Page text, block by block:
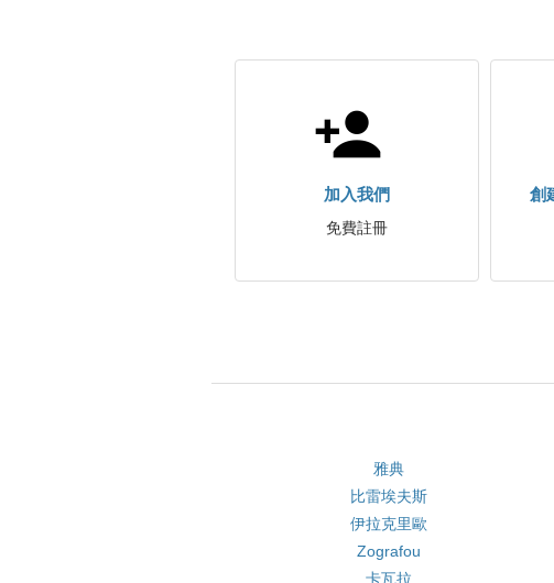
加入我們
免費註冊
創
雅典
比雷埃夫斯
伊拉克里歐
Zografou
卡瓦拉